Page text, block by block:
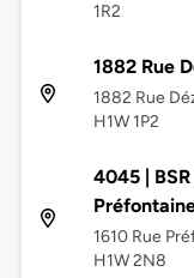
1R2
1882 Rue
1882 Rue
H1W 1P2
4045 |
1610 Rue
H1W 2N8